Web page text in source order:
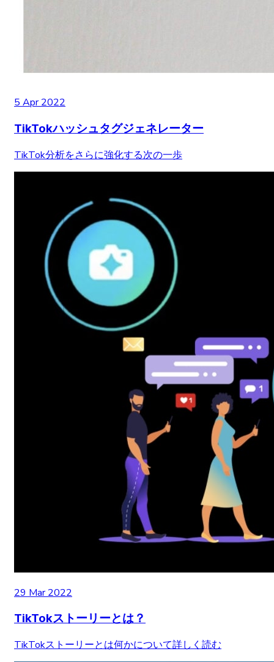
5 Apr 2022
TikTokハッシュタグジェネレーター
TikTok分析をさらに強化する次の一歩
29 Mar 2022
TikTokストーリーとは？
TikTokストーリーとは何かについて詳しく読む